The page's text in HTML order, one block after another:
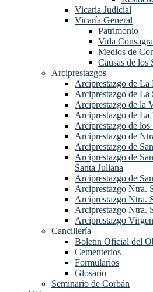
Vicaria Judicial
Vicaría General
Patrimonio
Vida
Medios de
Causas de los
Arciprestazgos
Arciprestazgo de La
Arciprestazgo de La
Arciprestazgo de la
Arciprestazgo de La
Arciprestazgo de los
Arciprestazgo de
Arciprestazgo de
Arciprestazgo de
Santa Juliana
Arciprestazgo de
Arciprestazgo Ntra.
Arciprestazgo Ntra.
Arciprestazgo Ntra.
Arciprestazgo
Cancillería
Boletín Oficial del
Cementerios
Formularios
Glosario
Seminario de Corbán